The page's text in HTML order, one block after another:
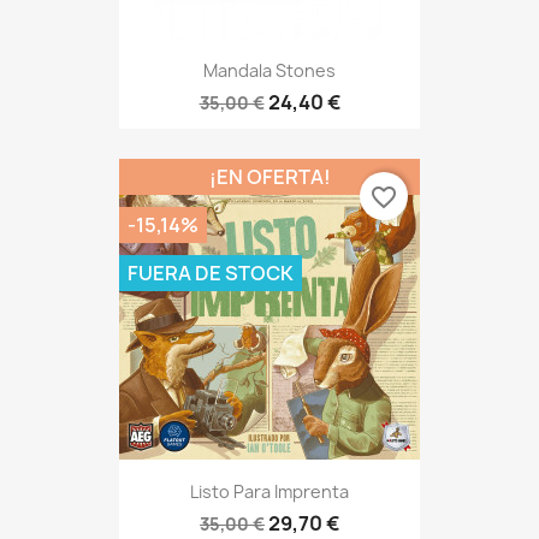
Mandala Stones
35,00 €24,40 €
Listo Para Imprenta
35,00 €29,70 €
¡EN OFERTA!
-15,14%
FUERA DE STOCK
favorite_border